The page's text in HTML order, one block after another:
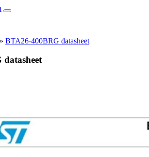
» BTA26-400BRG datasheet